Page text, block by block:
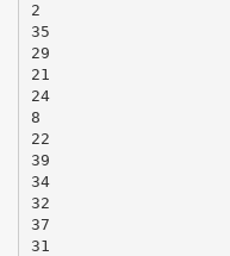
2
35
29
21
24
8
22
39
34
32
37
31